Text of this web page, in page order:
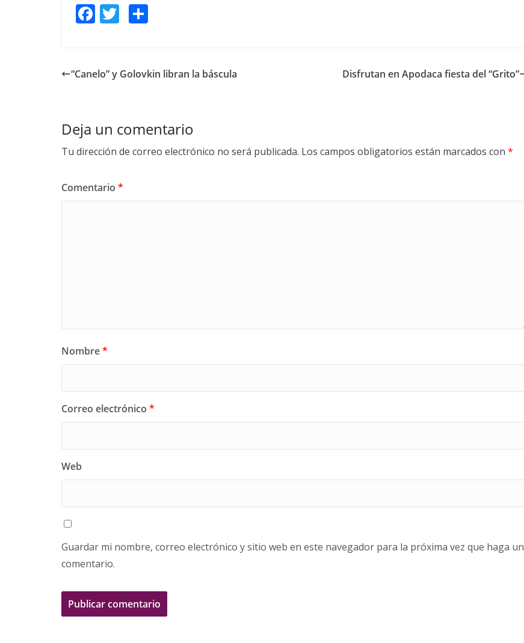
F
b
k
T
er e
“Canelo” y Golovkin libran la báscula Disfrutan en Apodaca fiesta del “Grito”
Deja un comentario
Tu dirección de correo electrónico no será publicada. Los campos obligatorios están marcados con *
Comentario *
Nombre*
Correo electrónico *
Web
Guardar mi nombre, correo electrónico y sitio web en este navegador para la próxima vez que haga un
comentario.